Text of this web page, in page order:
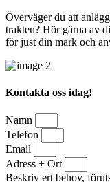
Överväger du att
trakten? Hör gärna av
för just din mark och
Kontakta oss idag!
Namn
Telefon
Email
Adress + Ort
Beskriv ert behov,